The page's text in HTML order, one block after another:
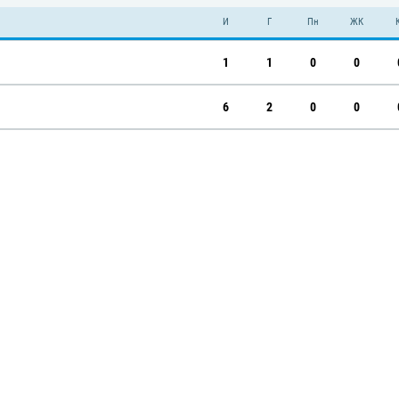
И Г Пн ЖК
1 1 0 0
6 2 0 0